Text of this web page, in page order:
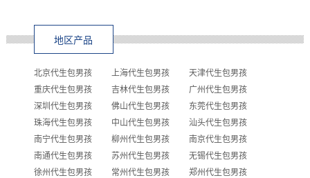
地区产品
北京代生包男孩 上海代生包男孩
天津代生包男孩
重庆代生包男孩
吉林代生包男孩
广州代生包男孩
深圳代生包男孩
佛山代生包男孩
东莞代生包男孩
珠海代生包男孩
中山代生包男孩
汕头代生包男孩
南宁代生包男孩
柳州代生包男孩
南京代生包男孩
南通代生包男孩
苏州代生包男孩
无锡代生包男孩
徐州代生包男孩
常州代生包男孩
郑州代生包男孩